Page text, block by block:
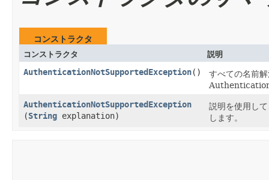
コンストラクタ
コンストラクタ 説明
AuthenticationNotSupportedException()
すべての名前
AuthenticationNotSupportedException
(String explanation)
説明を使用し
します。